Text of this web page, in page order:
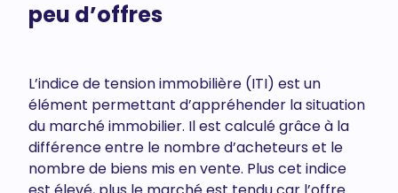
peu d’offres
L’indice de tension immobilière (ITI) est un
élément permettant d’appréhender la situation
du marché immobilier. Il est calculé grâce à la
différence entre le nombre d’acheteurs et le
nombre de biens mis en vente. Plus cet indice